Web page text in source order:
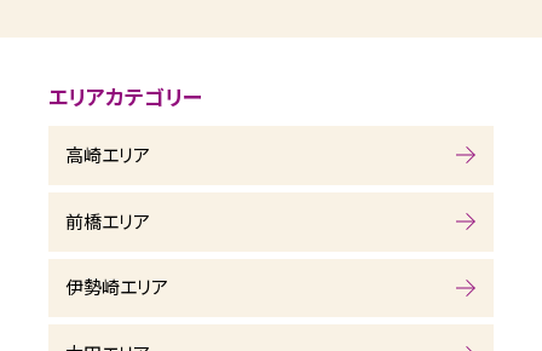
エリアカテゴリー
高崎エリア
前橋エリア
伊勢崎エリア